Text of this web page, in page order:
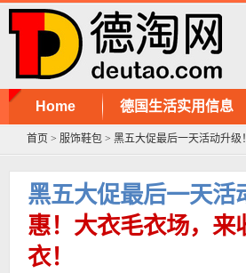
Home 德国生活实用信息
首页 > 服饰鞋包 > 黑五大促最后一天活动升级
黑五大促最后一天活
惠！大衣毛衣场，来
衣！